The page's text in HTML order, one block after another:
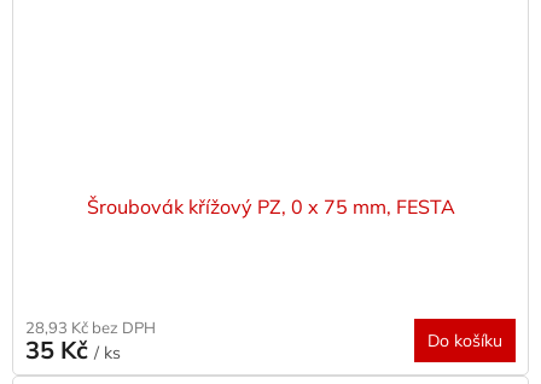
Šroubovák křížový PZ, 0 x 75 mm, FESTA
28,93 Kč bez DPH
35 Kč / ks
Do košíku